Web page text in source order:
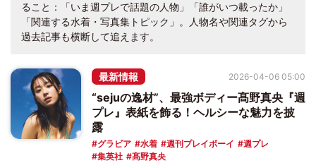
ること：「いま週プレで話題の人物」「誰がいつ載ったか」
「関連する水着・写真集トピック」。人物名や関連タグから
過去記事も横断して追えます。
最新情報
“sejuの逸材”、最強ボディー髙野真央『週
プレ』表紙を飾る！ヘルシーな魅力を披
露
グラビア 水着 週刊プレイボーイ
週プレ
集英社
髙野真央
2026-04-06 05:00